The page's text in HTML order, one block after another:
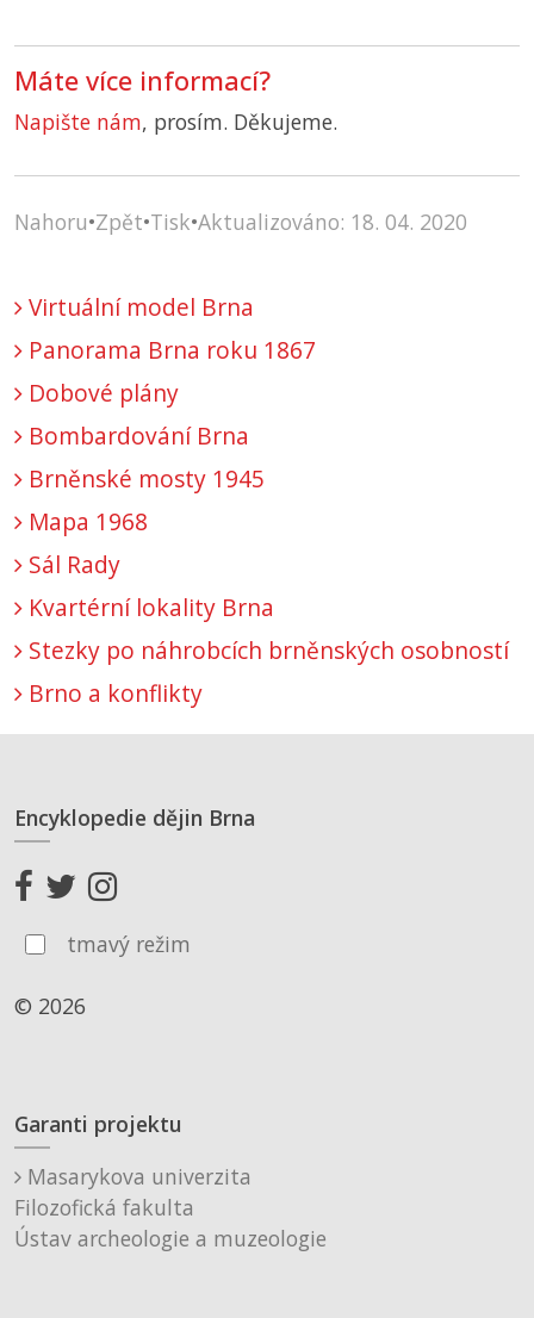
Máte více informací?
Napište nám, prosím. Děkujeme.
Nahoru•Zpět•Tisk•Aktualizováno: 18. 04. 2020
Virtuální model Brna
Panorama Brna roku 1867
Dobové plány
Bombardování Brna
Brněnské mosty 1945
Mapa 1968
Sál Rady
Kvartérní lokality Brna
Stezky po náhrobcích brněnských osobností
Brno a konflikty
Encyklopedie dějin Brna
tmavý režim
© 2026
Garanti projektu
Masarykova univerzita
Filozofická fakulta
Ústav archeologie a muzeologie